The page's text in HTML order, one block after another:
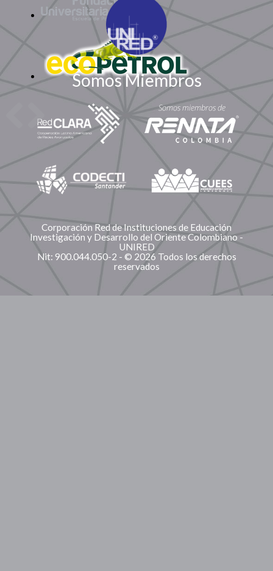
Somos Miembros
Corporación Red de Instituciones de Educación
Investigación y Desarrollo del Oriente Colombiano -
UNIRED
Nit: 900.044.050-2 - © 2026 Todos los derechos
reservados